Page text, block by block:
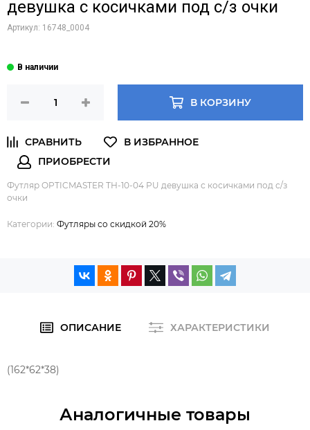
девушка с косичками под с/з очки
Артикул: 16748_0004
В КОРЗИНУ
Футляр OPTICMASTER ТН-10-04 PU девушка с косичками под с/з
очки
Категории: Футляры со скидкой 20%
ОПИСАНИЕ ХАРАКТЕРИСТИКИ
(162*62*38)
Аналогичные товары